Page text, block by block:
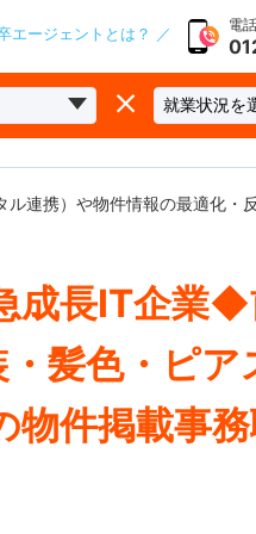
エージェントとは？ ／ 電
連携）や物件情報の最適化・
成長IT企業
髪色・ピア
件掲載事